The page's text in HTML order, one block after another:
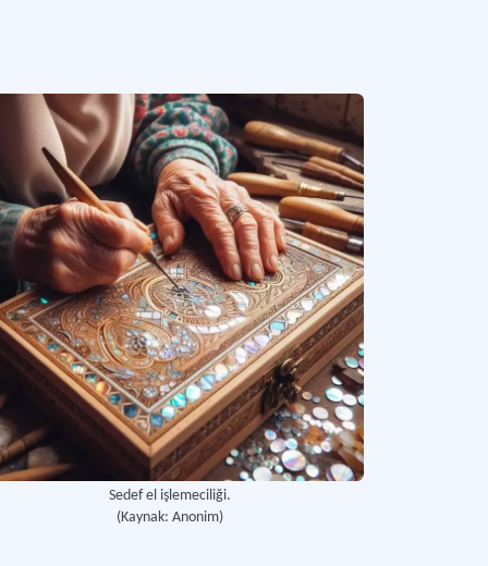
Sedef el işlemeciliği.
(Kaynak: Anonim)